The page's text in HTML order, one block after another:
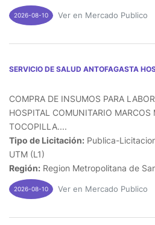
2026-08-10 Ver en Mercado Publico
SERVICIO DE SALUD ANTOFAGASTA
COMPRA DE INSUMOS PARA
HOSPITAL COMUNITARIO MARCOS
TOCOPILLA....
Tipo de Licitación: Publica-
UTM (L1)
Región: Region Metropolitana de
2026-08-10 Ver en Mercado Publico